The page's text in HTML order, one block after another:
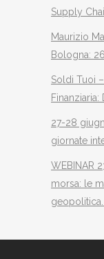
Supply
Maurizio
Bologna:
Soldi Tuoi
27-28
giornate
WEBINAR
morsa: le